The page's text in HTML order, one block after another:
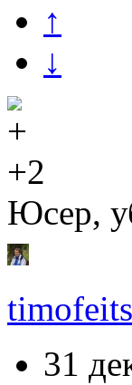
↑
↓
+2
Юсер,
31